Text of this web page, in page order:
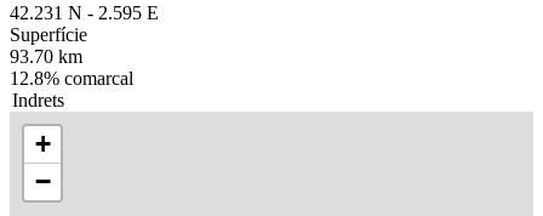
42.231 N - 2.595 E
Superfície
93.70 km
12.8% comarcal
Indrets
+
−